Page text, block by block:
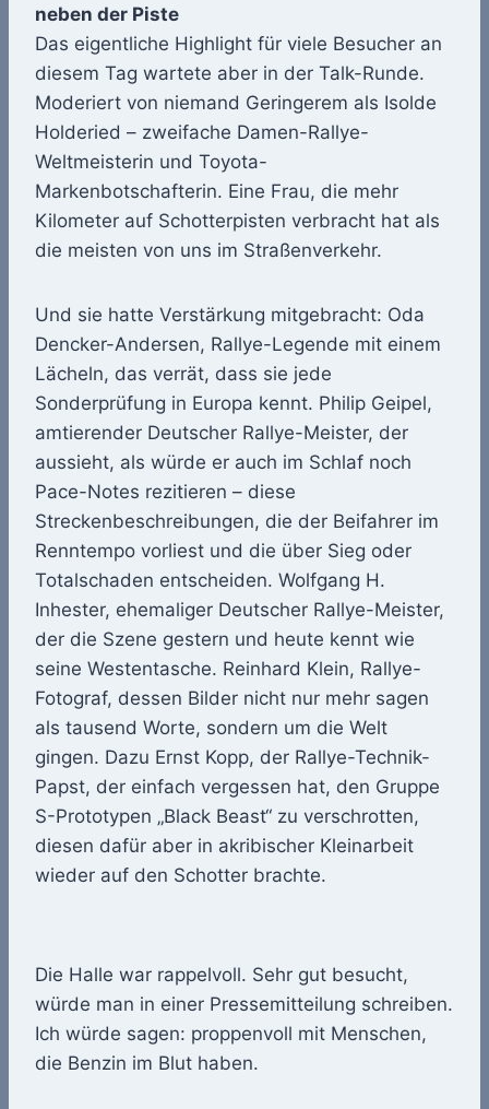
neben der Piste
Das eigentliche Highlight für viele Besucher an
diesem Tag wartete aber in der Talk-Runde.
Moderiert von niemand Geringerem als Isolde
Holderied – zweifache Damen-Rallye-
Weltmeisterin und Toyota-
Markenbotschafterin. Eine Frau, die mehr
Kilometer auf Schotterpisten verbracht hat als
die meisten von uns im Straßenverkehr.
Und sie hatte Verstärkung mitgebracht: Oda
Dencker-Andersen, Rallye-Legende mit einem
Lächeln, das verrät, dass sie jede
Sonderprüfung in Europa kennt. Philip Geipel,
amtierender Deutscher Rallye-Meister, der
aussieht, als würde er auch im Schlaf noch
Pace-Notes rezitieren – diese
Streckenbeschreibungen, die der Beifahrer im
Renntempo vorliest und die über Sieg oder
Totalschaden entscheiden. Wolfgang H.
Inhester, ehemaliger Deutscher Rallye-Meister,
der die Szene gestern und heute kennt wie
seine Westentasche. Reinhard Klein, Rallye-
Fotograf, dessen Bilder nicht nur mehr sagen
als tausend Worte, sondern um die Welt
gingen. Dazu Ernst Kopp, der Rallye-Technik-
Papst, der einfach vergessen hat, den Gruppe
S-Prototypen „Black Beast“ zu verschrotten,
diesen dafür aber in akribischer Kleinarbeit
wieder auf den Schotter brachte.
Die Halle war rappelvoll. Sehr gut besucht,
würde man in einer Pressemitteilung schreiben.
Ich würde sagen: proppenvoll mit Menschen,
die Benzin im Blut haben.